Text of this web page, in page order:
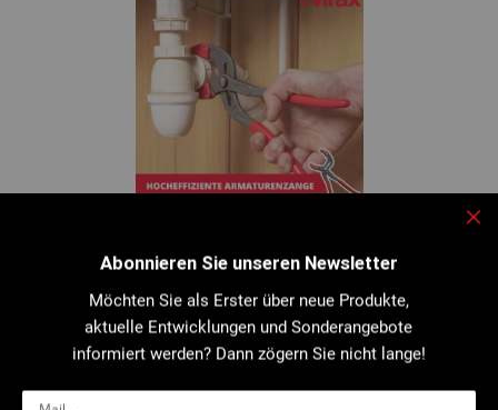
Abonnieren Sie unseren Newsletter
Möchten Sie als Erster über neue Produkte,
aktuelle Entwicklungen und Sonderangebote
informiert werden? Dann zögern Sie nicht lange!